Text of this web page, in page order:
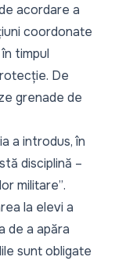
acordare a
coordonate
timpul
De
grenade de
a introdus, în
disciplină –
militare”.
la elevi a
de a apăra
sunt obligate